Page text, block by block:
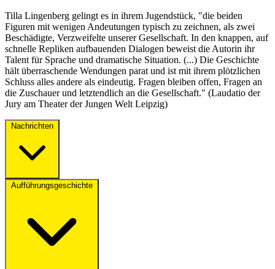
Tilla Lingenberg gelingt es in ihrem Jugendstück, "die beiden
Figuren mit wenigen Andeutungen typisch zu zeichnen, als zwei
Beschädigte, Verzweifelte unserer Gesellschaft. In den knappen, auf
schnelle Repliken aufbauenden Dialogen beweist die Autorin ihr
Talent für Sprache und dramatische Situation. (...) Die Geschichte
hält überraschende Wendungen parat und ist mit ihrem plötzlichen
Schluss alles andere als eindeutig. Fragen bleiben offen, Fragen an
die Zuschauer und letztendlich an die Gesellschaft." (Laudatio der
Jury am Theater der Jungen Welt Leipzig)
Nachrichten
Aufführungsgeschichte